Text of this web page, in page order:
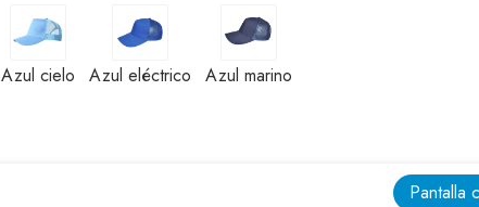
Azul cielo
Azul cielo
Azul eléctrico
Azul eléctrico
Azul marino
Azul marino
Pantalla